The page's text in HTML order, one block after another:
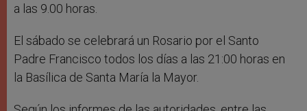
a las 9.00 horas.
El sábado se celebrará un Rosario por el Santo
Padre Francisco todos los días a las 21:00 horas en
la Basílica de Santa María la Mayor.